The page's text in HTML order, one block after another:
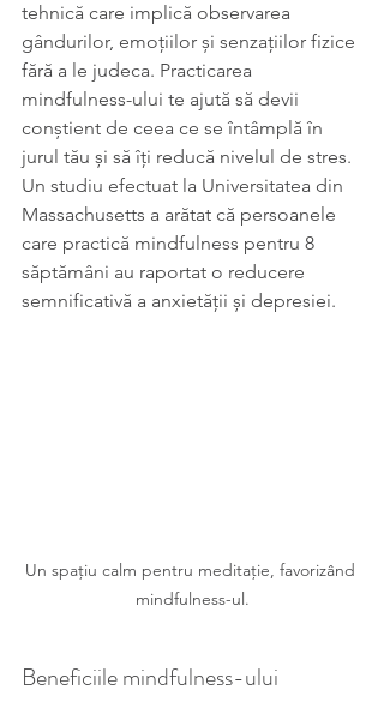
tehnică care implică observarea
gândurilor, emoțiilor și senzațiilor fizice
fără a le judeca. Practicarea
mindfulness-ului te ajută să devii
conștient de ceea ce se întâmplă în
jurul tău și să îți reducă nivelul de stres.
Un studiu efectuat la Universitatea din
Massachusetts a arătat că persoanele
care practică mindfulness pentru 8
săptămâni au raportat o reducere
semnificativă a anxietății și depresiei.
Un spațiu calm pentru meditație, favorizând
mindfulness-ul.
Beneficiile mindfulness-ului